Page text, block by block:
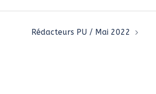
Rédacteurs PU / Mai 2022